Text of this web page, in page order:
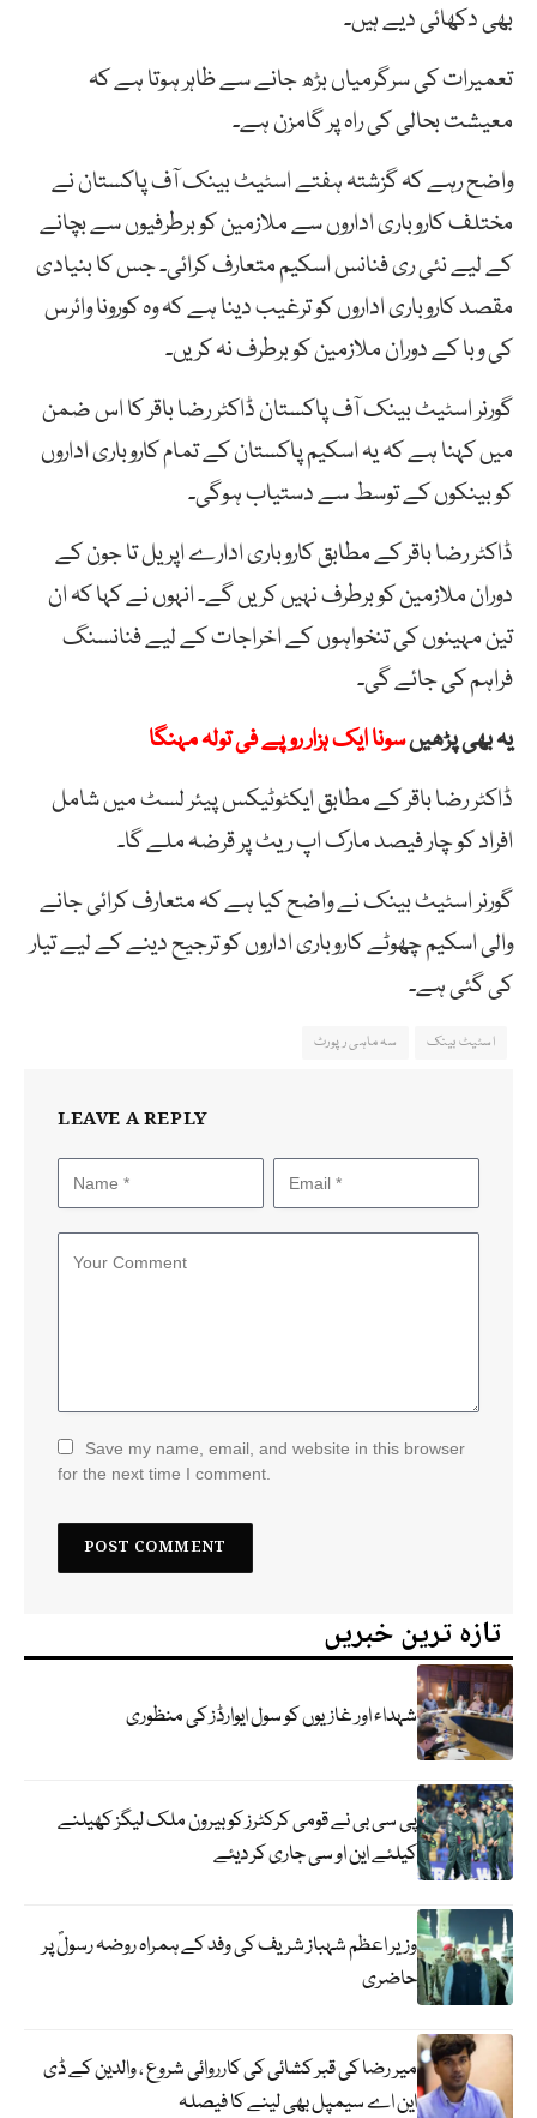
بھی دکھائی دیے ہیں۔
تعمیرات کی سرگرمیاں بڑھ جانے سے ظاہر ہوتا ہے کہ
معیشت بحالی کی راہ پر گامزن ہے۔
واضح رہے کہ گزشتہ ہفتے اسٹیٹ بینک آف پاکستان نے
مختلف کاروباری اداروں سے ملازمین کو برطرفیوں سے بچانے
کے لیے نئی ری فنانس اسکیم متعارف کرائی۔ جس کا بنیادی
مقصد کاروباری اداروں کو ترغیب دینا ہے کہ وہ کورونا وائرس
کی وبا کے دوران ملازمین کو برطرف نہ کریں۔
گورنر اسٹیٹ بینک آف پاکستان ڈاکٹر رضا باقر کا اس ضمن
میں کہنا ہے کہ یہ اسکیم پاکستان کے تمام کاروباری اداروں
کو بینکوں کے توسط سے دستیاب ہوگی۔
ڈاکٹر رضا باقر کے مطابق کاروباری ادارے اپریل تا جون کے
دوران ملازمین کو برطرف نہیں کریں گے۔ انہوں نے کہا کہ ان
تین مہینوں کی تنخواہوں کے اخراجات کے لیے فنانسنگ
فراہم کی جائے گی۔
یہ بھی پڑھیںسونا ایک ہزار روپے فی تولہ مہنگا
ڈاکٹر رضا باقر کے مطابق ایکٹوٹیکس پیئر لسٹ میں شامل
افراد کو چار فیصد مارک اپ ریٹ پر قرضہ ملے گا۔
گورنر اسٹیٹ بینک نے واضح کیا ہے کہ متعارف کرائی جانے
والی اسکیم چھوٹے کاروباری اداروں کو ترجیح دینے کے لیے تیار
کی گئی ہے۔
اسٹیٹ بینک سہ ماہی رپورٹ
LEAVE A REPLY
Save my name, email, and website in this browser
for the next time I comment.
تازہ ترین خبریں
شہداء اور غازیوں کو سول ایوارڈز کی منظوری
پی سی بی نے قومی کرکٹرز کو بیرون ملک لیگز کھیلنے
کیلئے این او سی جاری کر دیئے
وزیر اعظم شہباز شریف کی وفد کے ہمراہ روضہ رسولؐ پر
حاضری
میر رضا کی قبر کشائی کی کارروائی شروع ، والدین کے ڈی
این اے سیمپل بھی لینے کا فیصلہ